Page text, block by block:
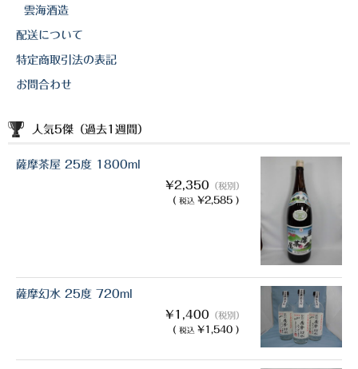
雲海酒造
配送について
特定商取引法の表記
お問合わせ
人気5傑（過去1週間）
薩摩茶屋 25度 1800ml
¥2,350 （税別）
( 税込 ¥2,585 )
薩摩幻水 25度 720ml
¥1,400 （税別）
( 税込 ¥1,540 )